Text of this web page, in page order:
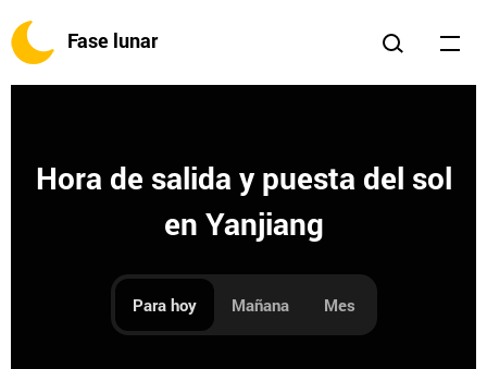
Fase lunar
Hora de salida y puesta del sol
en Yanjiang
Para hoy Mañana Mes